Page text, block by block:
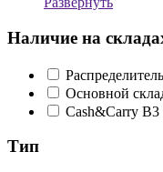
Наличие на
Основной
Cash&Carry
Тип